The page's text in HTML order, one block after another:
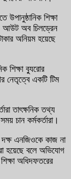
উপানুষ্ঠানিক শিক্ষা
আউট অব চিলড্রেন
অনিয়ম হয়েছে
শিক্ষা ব্যুরোর
নেতৃত্বে একটি টিম
তাৎক্ষনিক তথ্য
চান কর্মকর্তারা।
দক্ষ এনজিওকে কাজ না
হয়েছে বলে অভিযোগ
অধিদফতরের